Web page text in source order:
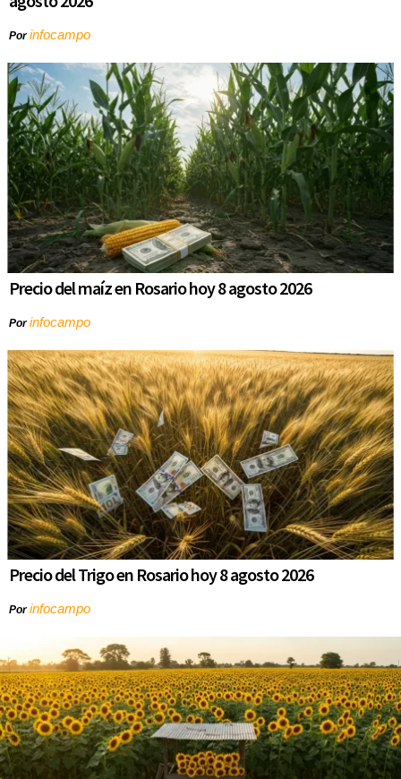
Porinfocampo
Precio del maíz en Rosario hoy 8 agosto 2026
Porinfocampo
Precio del Trigo en Rosario hoy 8 agosto 2026
Porinfocampo